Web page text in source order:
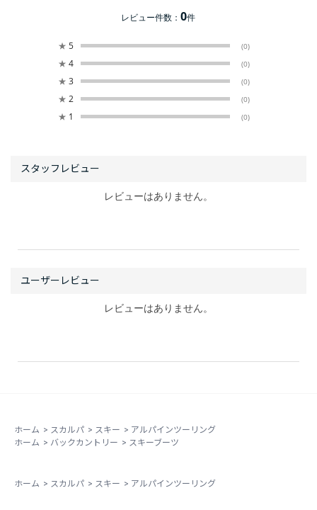
レビュー件数：0件
★ 5 (0)
★ 4 (0)
★ 3 (0)
★ 2 (0)
★ 1 (0)
レビューはありません。
レビューはありません。
ホーム > スカルパ > スキー > アルパインツーリング
ホーム > バックカントリー > スキーブーツ
ホーム > スカルパ > スキー > アルパインツーリング